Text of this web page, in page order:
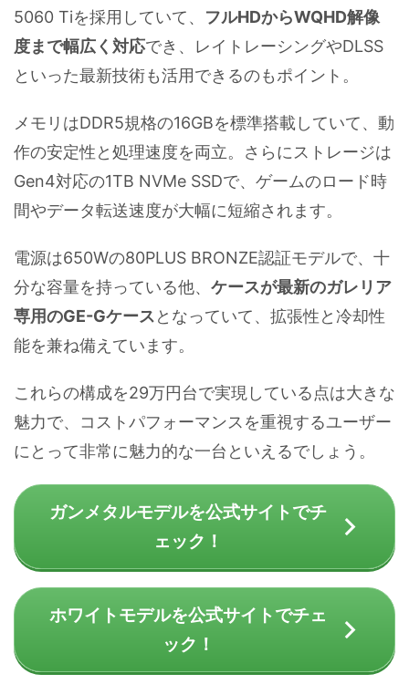
5060 Tiを採用していて、 フルHDからWQHD解像
度まで幅広く対応でき、レイトレーシングやDLSS
といった最新技術も活用できるのもポイント。
メモリはDDR5規格の16GBを標準搭載していて、動
作の安定性と処理速度を両立。さらにストレージは
Gen4対応の1TB NVMe SSDで、ゲームのロード時
間やデータ転送速度が大幅に短縮されます。
電源は650Wの80PLUS BRONZE認証モデルで、十
分な容量を持っている他、 ケースが最新のガレリア
専用のGE-Gケースとなっていて、拡張性と冷却性
能を兼ね備えています。
これらの構成を29万円台で実現している点は大きな
魅力で、コストパフォーマンスを重視するユーザー
にとって非常に魅力的な一台といえるでしょう。
ガンメタルモデルを公式サイトでチ
ェック！
ホワイトモデルを公式サイトでチェ
ック！